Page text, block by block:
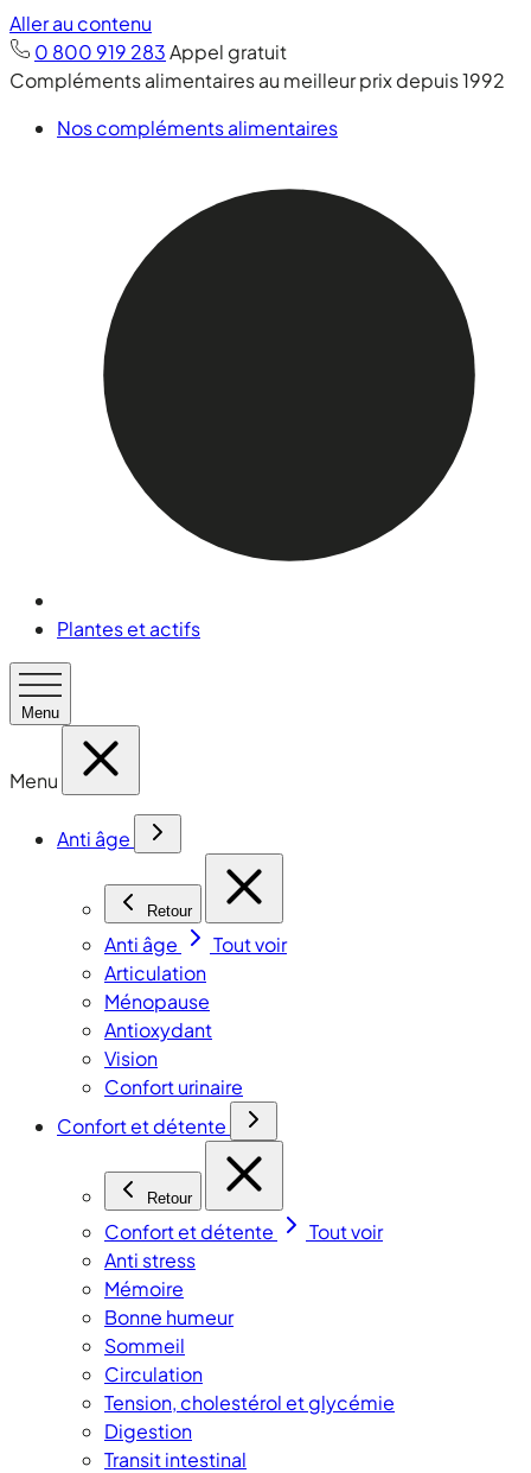
Aller au contenu
0 800 919 283Appel gratuit
Compléments alimentaires au meilleur prix depuis 1992
Nos compléments alimentaires
Plantes et actifs
Menu
Menu
Anti âge
Retour
Anti âge
Tout voir
Articulation
Ménopause
Antioxydant
Vision
Confort urinaire
Confort et détente
Retour
Confort et détente
Tout voir
Anti stress
Mémoire
Bonne humeur
Sommeil
Circulation
Tension, cholestérol et glycémie
Digestion
Transit intestinal